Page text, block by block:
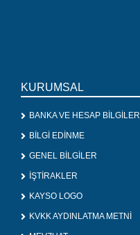
KURUMSAL
BANKA VE HESAP BİLGİLERİ
BİLGİ EDİNME
GENEL BİLGİLER
İŞTİRAKLER
KAYSO LOGO
KVKK AYDINLATMA METNİ